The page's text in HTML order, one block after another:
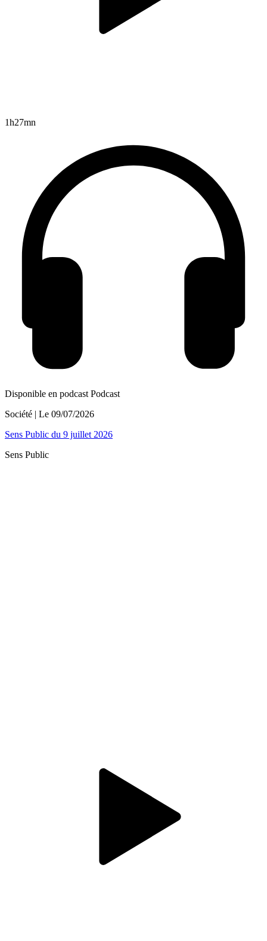
1h27mn
Disponible en podcast Podcast
Société | Le 09/07/2026
Sens Public du 9 juillet 2026
Sens Public